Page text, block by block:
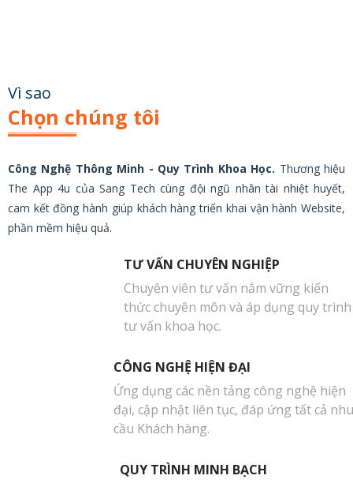
Vì sao
Chọn chúng tôi
Công Nghệ Thông Minh - Quy Trình Khoa Học. Thương hiệu
The App 4u của Sang Tech cùng đội ngũ nhân tài nhiệt huyết,
cam kết đồng hành giúp khách hàng triển khai vận hành Website,
phần mềm hiệu quả.
TƯ VẤN CHUYÊN NGHIỆP
Chuyên viên tư vấn nắm vững kiến
thức chuyên môn và áp dụng quy trình
tư vấn khoa học.
CÔNG NGHỆ HIỆN ĐẠI
Ứng dụng các nền tảng công nghệ hiện
đại, cập nhật liên tục, đáp ứng tất cả
cầu Khách hàng.
QUY TRÌNH MINH BẠCH